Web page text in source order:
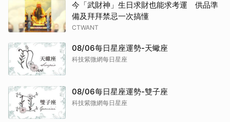
今「武財神」生日求財也能求考運 供品準
備及拜拜禁忌一次搞懂
CTWANT
08/06每日星座運勢-天蠍座
科技紫微網每日星座
08/06每日星座運勢-雙子座
科技紫微網每日星座